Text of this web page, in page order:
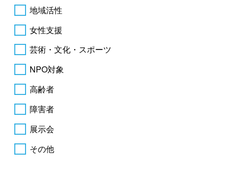
地域活性
女性支援
芸術・文化・スポーツ
NPO対象
高齢者
障害者
展示会
その他